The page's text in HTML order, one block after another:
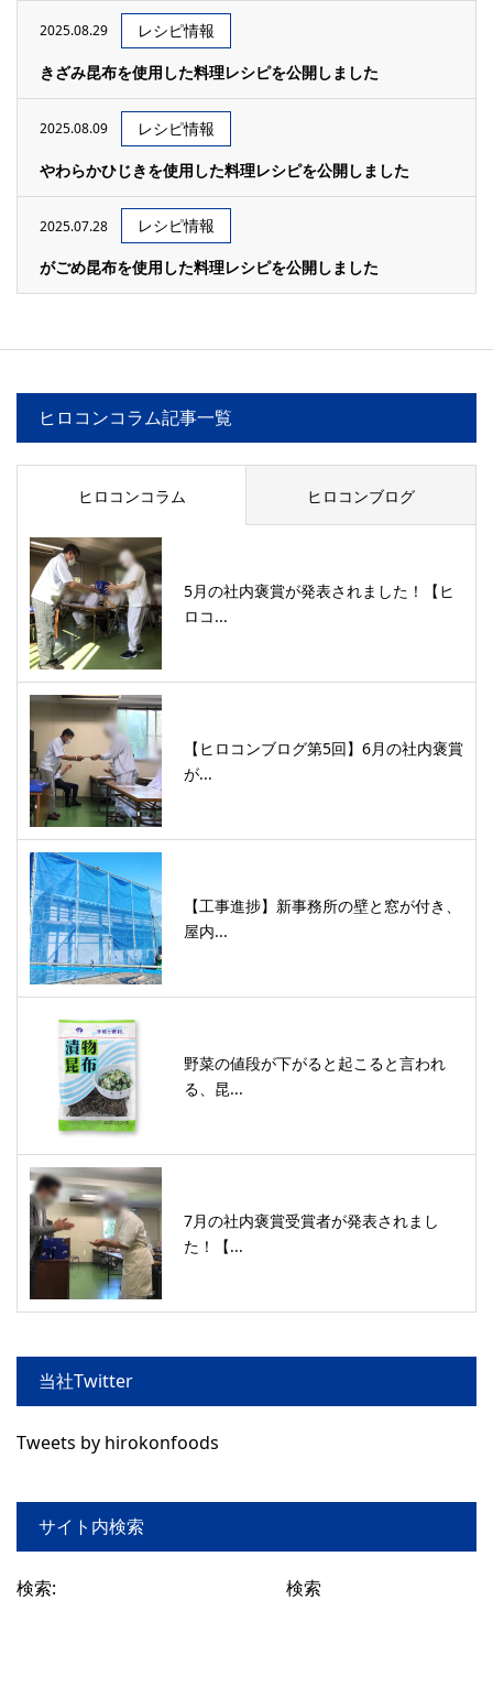
2025.08.29
レシピ情報
きざみ昆布を使用した料理レシピを公開しました
2025.08.09
レシピ情報
やわらかひじきを使用した料理レシピを公開しました
2025.07.28
レシピ情報
がごめ昆布を使用した料理レシピを公開しました
ヒロコンコラム記事一覧
ヒロコンコラム ヒロコンブログ
5月の社内褒賞が発表されました！【ヒ
ロコ...
【ヒロコンブログ第5回】6月の社内褒賞
が...
【工事進捗】新事務所の壁と窓が付き、
屋内...
野菜の値段が下がると起こると言われ
る、昆...
7月の社内褒賞受賞者が発表されまし
た！【...
当社Twitter
Tweets by hirokonfoods
サイト内検索
検索: